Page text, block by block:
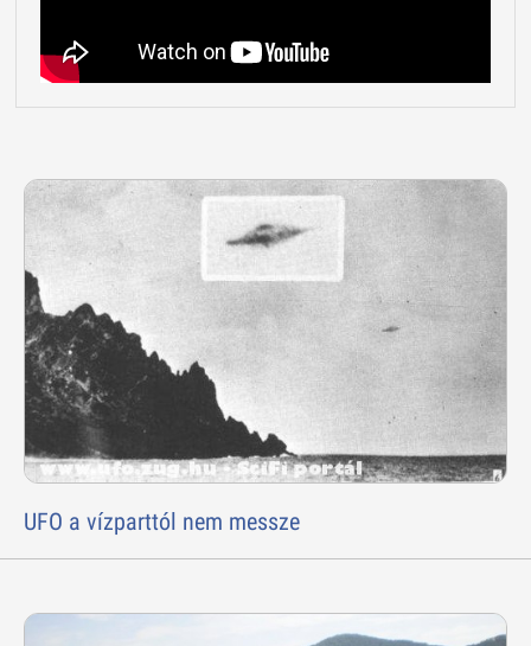
UFO a vízparttól nem messze